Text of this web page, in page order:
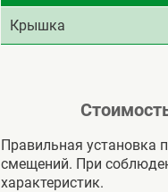
Крышка
Правильная установка
смещений. При
характеристик.